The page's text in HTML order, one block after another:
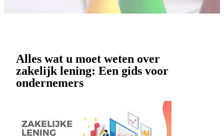
Alles wat u moet weten over
zakelijk lening: Een gids voor
ondernemers